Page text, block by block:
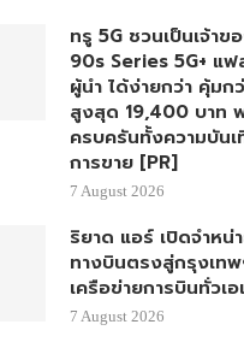
ทรู 5G ชวนเป็นเจ้าข
90s Series 5G+ แ
ผู้นำ ได้ง่ายกว่า คุ้มก
สูงสุด 19,400 บาท
ครบครันทั้งความบัน
การขาย [PR]
7 August 2026
ริยาด แอร์ เปิดจำหน่
ทางบินตรงสู่กรุงเท
เครือข่ายการบินทั่วเ
7 August 2026